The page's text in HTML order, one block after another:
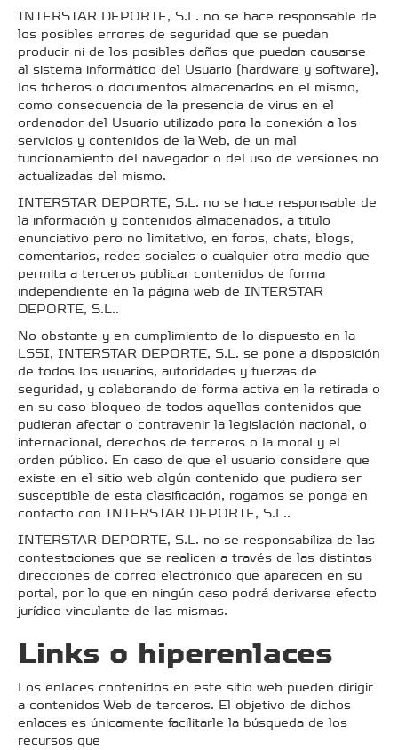
INTERSTAR DEPORTE, S.L. no se hace responsable de
los posibles errores de seguridad que se puedan
producir ni de los posibles daños que puedan causarse
al sistema informático del Usuario (hardware y software),
los ficheros o documentos almacenados en el mismo,
como consecuencia de la presencia de virus en el
ordenador del Usuario utilizado para la conexión a los
servicios y contenidos de la Web, de un mal
funcionamiento del navegador o del uso de versiones no
actualizadas del mismo.
INTERSTAR DEPORTE, S.L. no se hace responsable de
la información y contenidos almacenados, a título
enunciativo pero no limitativo, en foros, chats, blogs,
comentarios, redes sociales o cualquier otro medio que
permita a terceros publicar contenidos de forma
independiente en la página web de INTERSTAR
DEPORTE, S.L..
No obstante y en cumplimiento de lo dispuesto en la
LSSI, INTERSTAR DEPORTE, S.L. se pone a disposición
de todos los usuarios, autoridades y fuerzas de
seguridad, y colaborando de forma activa en la retirada o
en su caso bloqueo de todos aquellos contenidos que
pudieran afectar o contravenir la legislación nacional, o
internacional, derechos de terceros o la moral y el
orden público. En caso de que el usuario considere que
existe en el sitio web algún contenido que pudiera ser
susceptible de esta clasificación, rogamos se ponga en
contacto con INTERSTAR DEPORTE, S.L..
INTERSTAR DEPORTE, S.L. no se responsabiliza de las
contestaciones que se realicen a través de las distintas
direcciones de correo electrónico que aparecen en su
portal, por lo que en ningún caso podrá derivarse efecto
jurídico vinculante de las mismas.
Links o hiperenlaces
Los enlaces contenidos en este sitio web pueden dirigir
a contenidos Web de terceros. El objetivo de dichos
enlaces es únicamente facilitarle la búsqueda de los
recursos que